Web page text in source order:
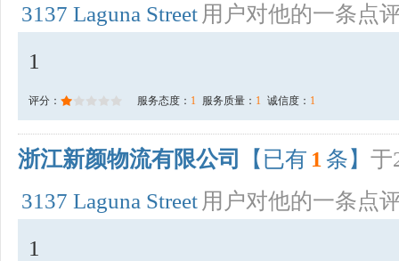
3137 Laguna Street 用户对他的一条点
1
评分： 服务态度： 1 服务质量： 1 诚信度： 1
浙江新颜物流有限公司 【已有 1 条】 于
3137 Laguna Street 用户对他的一条点
1